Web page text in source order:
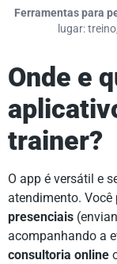
Ferramentas para
lugar:
Onde e
trainer?
O app é versátil e
atendimento.
presenciais
acompanhando a
consultoria online